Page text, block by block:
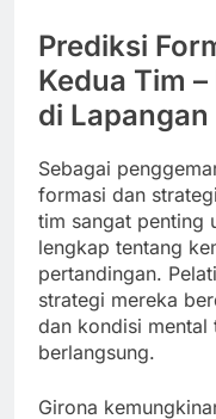
Prediksi
Kedua Tim
di Lapangan
Sebagai
formasi dan
tim sangat penting
lengkap tentang
pertandingan.
strategi mereka
dan kondisi mental
berlangsung.
Girona